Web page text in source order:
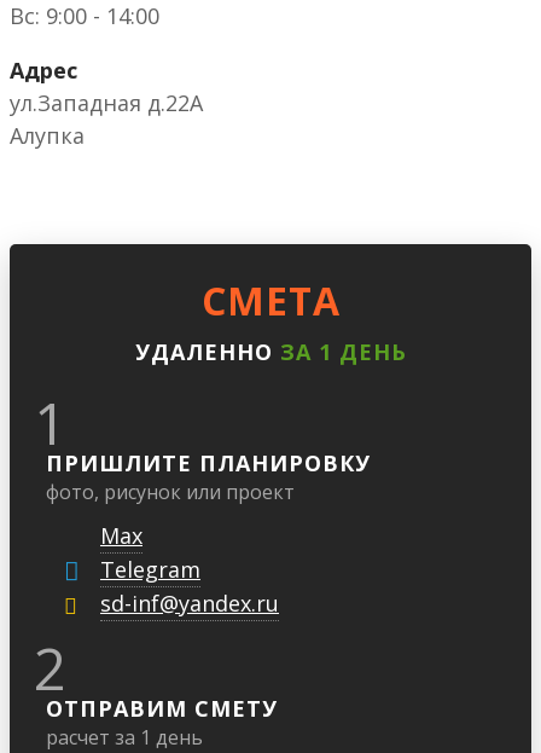
Вс: 9:00 - 14:00
Адрес
ул.Западная д.22А
Алупка
CМЕТА
УДАЛЕННО ЗА 1 ДЕНЬ
1
ПРИШЛИТЕ ПЛАНИРОВКУ
фото, рисунок или проект
Max
Telegram
sd-inf@yandex.ru
2
ОТПРАВИМ СМЕТУ
расчет за 1 день